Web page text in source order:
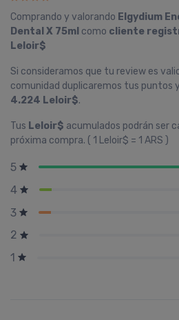
Comprando y valorando Elgydium
Dental X 75ml como cliente
Leloir$
Si consideramos que tu review es
comunidad duplicaremos tus puntos
4.224 Leloir$.
Tus Leloir$ acumulados podrán ser
próxima compra. ( 1 Leloir$ = 1 ARS )
5
4
3
2
1